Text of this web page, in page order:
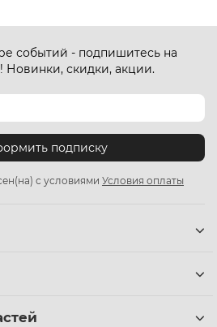
событий - подпишитесь на
Новинки, скидки, акции.
подписку
с условиями Условия оплаты